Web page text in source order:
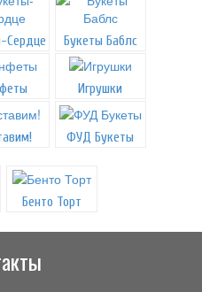
Сердце Букеты Баблс
Игрушки
ФУД Букеты
Бенто Торт